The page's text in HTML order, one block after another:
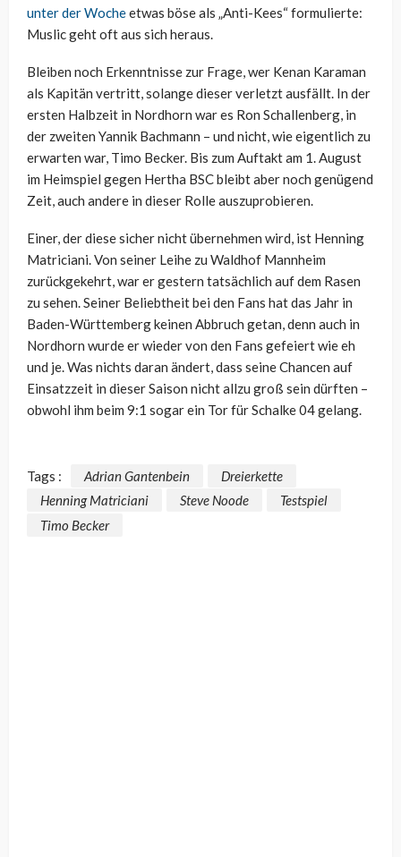
unter der Wocheetwas böse als „Anti-Kees“ formulierte:
Muslic geht oft aus sich heraus.
Bleiben noch Erkenntnisse zur Frage, wer Kenan Karaman
als Kapitän vertritt, solange dieser verletzt ausfällt. In der
ersten Halbzeit in Nordhorn war es Ron Schallenberg, in
der zweiten Yannik Bachmann – und nicht, wie eigentlich zu
erwarten war, Timo Becker. Bis zum Auftakt am 1. August
im Heimspiel gegen Hertha BSC bleibt aber noch genügend
Zeit, auch andere in dieser Rolle auszuprobieren.
Einer, der diese sicher nicht übernehmen wird, ist Henning
Matriciani. Von seiner Leihe zu Waldhof Mannheim
zurückgekehrt, war er gestern tatsächlich auf dem Rasen
zu sehen. Seiner Beliebtheit bei den Fans hat das Jahr in
Baden-Württemberg keinen Abbruch getan, denn auch in
Nordhorn wurde er wieder von den Fans gefeiert wie eh
und je. Was nichts daran ändert, dass seine Chancen auf
Einsatzzeit in dieser Saison nicht allzu groß sein dürften –
obwohl ihm beim 9:1 sogar ein Tor für Schalke 04 gelang.
Tags : Adrian Gantenbein
Dreierkette
Henning Matriciani
Steve Noode
Testspiel
Timo Becker